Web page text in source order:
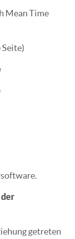
Mean Time
getreten